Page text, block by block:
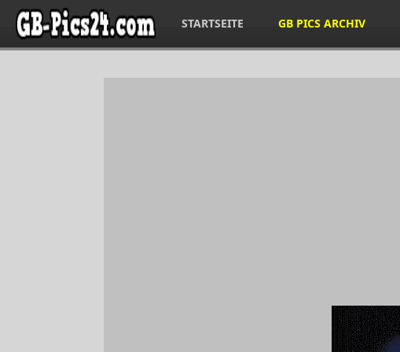
STARTSEITE GB PICS ARCHIV